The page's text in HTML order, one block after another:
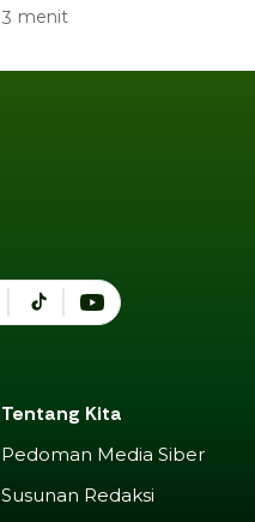
3 menit
Tentang Kita
Pedoman Media Siber
Susunan Redaksi